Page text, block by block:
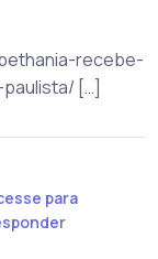
recebe-
[…]
para